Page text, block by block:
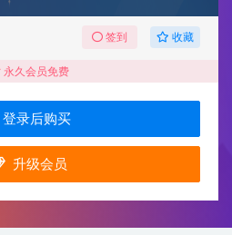
签到 收藏
永久会员免费
登录后购买
升级会员